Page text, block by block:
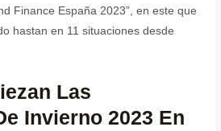
Finance España 2023”, en este que
hastan en 11 situaciones desde
Las
Invierno 2023 En